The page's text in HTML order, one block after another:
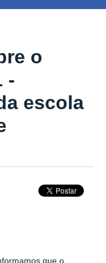
o
-
escola
que o